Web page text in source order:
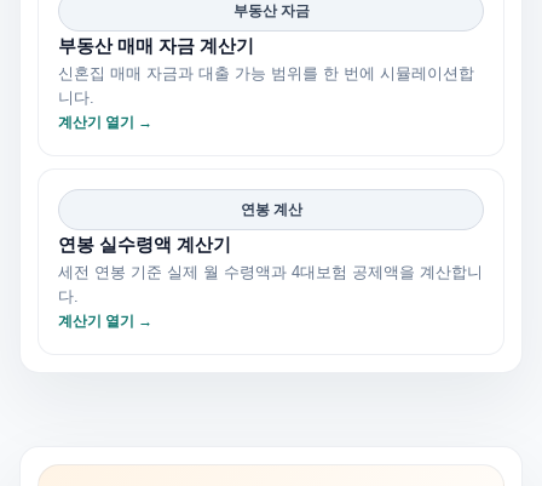
부동산 자금
부동산 매매 자금 계산기
신혼집 매매 자금과 대출 가능 범위를 한 번에 시뮬레이션합
니다.
계산기 열기 →
연봉 계산
연봉 실수령액 계산기
세전 연봉 기준 실제 월 수령액과 4대보험 공제액을 계산합니
다.
계산기 열기 →